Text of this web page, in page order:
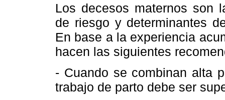
Los decesos maternos son
de riesgo y determinantes
En base a la experiencia
hacen las siguientes
- Cuando se combinan alta
trabajo de parto debe ser